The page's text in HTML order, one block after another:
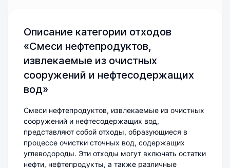
Описание категории отходов
«Смеси нефтепродуктов,
извлекаемые из очистных
сооружений и нефтесодержащих
вод»
Смеси нефтепродуктов, извлекаемые из очистных
сооружений и нефтесодержащих вод,
представляют собой отходы, образующиеся в
процессе очистки сточных вод, содержащих
углеводороды. Эти отходы могут включать остатки
нефти, нефтепродукты, а также различные